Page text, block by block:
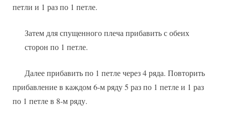
петли и 1 раз по 1 петле.
Затем для спущенного плеча прибавить с обеих
сторон по 1 петле.
Далее прибавить по 1 петле через 4 ряда. Повторить
прибавление в каждом 6-м ряду 5 раз по 1 петле и 1 раз
по 1 петле в 8-м ряду.